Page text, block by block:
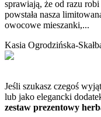
sprawiają, że od razu
powstała nasza
owocowe mieszanki,...
Kasia Ogrodzińska-
Jeśli szukasz czegoś
lub jako elegancki
zestaw prezentowy